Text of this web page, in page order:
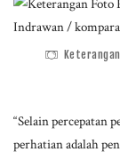
“Selain percepatan
perhatian adalah